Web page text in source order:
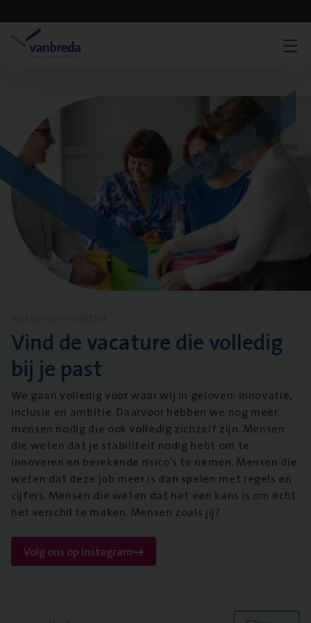
Vind de vacature die volledig
bij je past
We gaan volledig voor waar wij in geloven: innovatie,
inclusie en ambitie. Daarvoor hebben we nog meer
mensen nodig die ook volledig zichzelf zijn. Mensen
die weten dat je stabiliteit nodig hebt om te
innoveren en berekende risico’s te nemen. Mensen die
weten dat deze job meer is dan spelen met regels en
cijfers. Mensen die weten dat het een kans is om écht
het verschil te maken. Mensen zoals jij?
Volg ons op instagram